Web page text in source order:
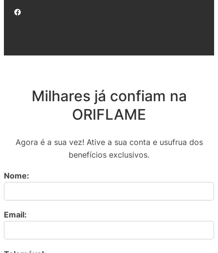
Facebook
Milhares já confiam na
ORIFLAME
Agora é a sua vez! Ative a sua conta e usufrua dos
benefícios exclusivos.
Nome:
Email: